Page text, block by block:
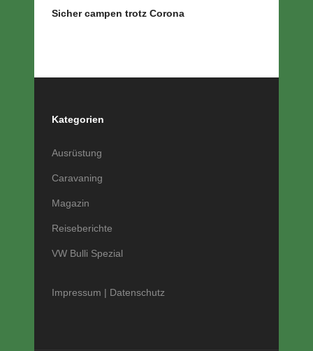
Sicher campen trotz Corona
Kategorien
Ausrüstung
Caravaning
Magazin
Reiseberichte
VW Bulli Spezial
Impressum | Datenschutz